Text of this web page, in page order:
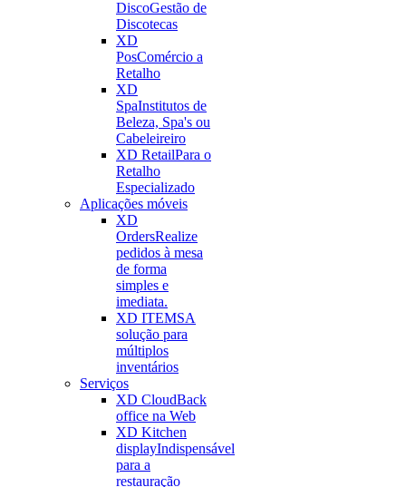
DiscoGestão de
Discotecas
XD
PosComércio a
Retalho
XD
SpaInstitutos de
Beleza, Spa's ou
Cabeleireiro
XD RetailPara o
Retalho
Especializado
Aplicações móveis
XD
OrdersRealize
pedidos à mesa
de forma
simples e
imediata.
XD ITEMSA
solução para
múltiplos
inventários
Serviços
XD CloudBack
office na Web
XD Kitchen
displayIndispensável
para a
restauração